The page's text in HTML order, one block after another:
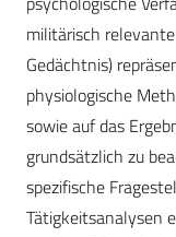
militärisch
Gedächtnis)
physiologische
sowie auf das
grundsätzlich zu
spezifische
Tätigkeitsanalysen